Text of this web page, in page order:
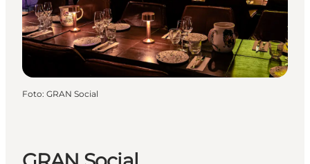
Foto: GRAN Social